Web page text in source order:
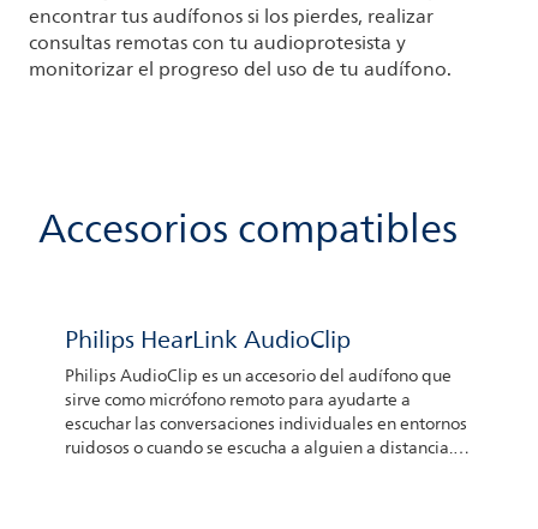
encontrar tus audífonos si los pierdes, realizar
consultas remotas con tu audioprotesista y
monitorizar el progreso del uso de tu audífono.
Accesorios compatibles
Philips HearLink AudioClip
Philips AudioClip es un accesorio del audífono que
sirve como micrófono remoto para ayudarte a
escuchar las conversaciones individuales en entornos
ruidosos o cuando se escucha a alguien a distancia.